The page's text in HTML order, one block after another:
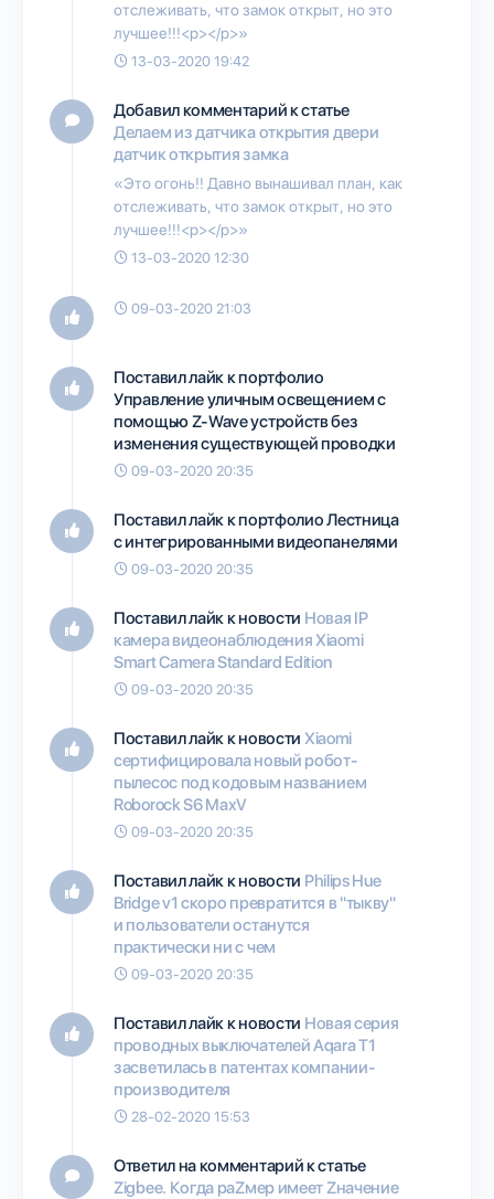
отслеживать, что замок открыт, но это
лучшее!!!<p></p>»
13-03-2020 19:42
Добавил комментарий к статье
Делаем из датчика открытия двери
датчик открытия замка
«Это огонь!! Давно вынашивал план, как
отслеживать, что замок открыт, но это
лучшее!!!<p></p>»
13-03-2020 12:30
09-03-2020 21:03
Поставил лайк к портфолио
Управление уличным освещением с
помощью Z-Wave устройств без
изменения существующей проводки
09-03-2020 20:35
Поставил лайк к портфолиоЛестница
с интегрированными видеопанелями
09-03-2020 20:35
Поставил лайк к новости Новая IP
камера видеонаблюдения Xiaomi
Smart Camera Standard Edition
09-03-2020 20:35
Поставил лайк к новости Xiaomi
сертифицировала новый робот-
пылесос под кодовым названием
Roborock S6 MaxV
09-03-2020 20:35
Поставил лайк к новости Philips Hue
Bridge v1 скоро превратится в "тыкву"
и пользователи останутся
практически ни с чем
09-03-2020 20:35
Поставил лайк к новости Новая серия
проводных выключателей Aqara T1
засветилась в патентах компании-
производителя
28-02-2020 15:53
Ответил на комментарий к статье
Zigbee. Когда раZмер имеет Zначение